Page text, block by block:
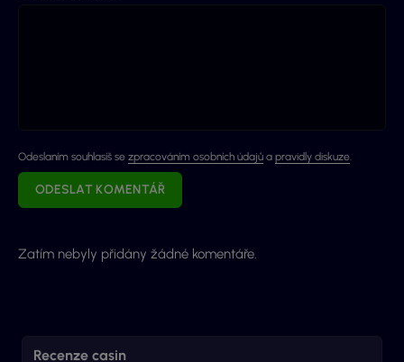
Odeslaním souhlasíš se zpracováním osobních údajů a pravidly diskuze
ODESLAT KOMENTÁŘ
Zatím nebyly přidány žádné komentáře.
Recenze casin